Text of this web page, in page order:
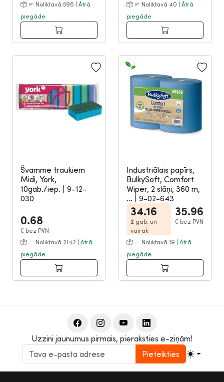
Noliktavā 596 | Ātrā
piegāde
Noliktavā 40 | Ātrā
piegāde
Švamme traukiem
Midi, York,
10gab./iep.
9-12-
030
0.68
€ bez PVN
Noliktavā 2142 | Ātrā
piegāde
Industriālais papīrs,
BulkySoft, Comfort
Wiper, 2 slāņi, 360 m,
...
9-02-643
34.16
2 gab. un
vairāk
35.96
€ bez PVN
Noliktavā 19 | Ātrā
piegāde
Uzzini jaunumus pirmais, pieraksties e-ziņām!
Pieteikties